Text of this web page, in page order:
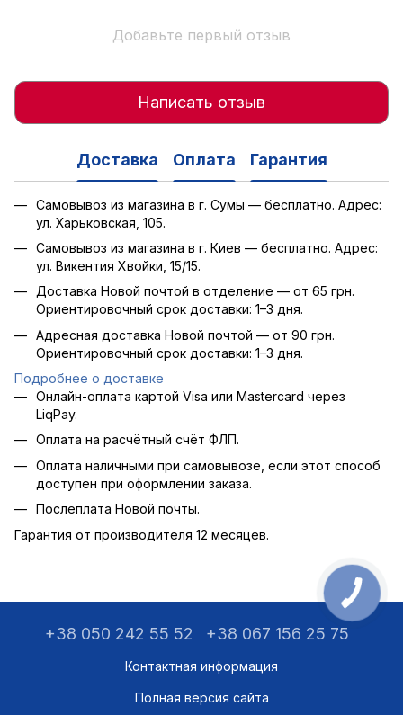
Добавьте первый отзыв
Написать отзыв
Доставка Оплата Гарантия
Самовывоз из магазина в г. Сумы — бесплатно. Адрес:
ул. Харьковская, 105.
Самовывоз из магазина в г. Киев — бесплатно. Адрес:
ул. Викентия Хвойки, 15/15.
Доставка Новой почтой в отделение — от 65 грн.
Ориентировочный срок доставки: 1–3 дня.
Адресная доставка Новой почтой — от 90 грн.
Ориентировочный срок доставки: 1–3 дня.
Подробнее о доставке
Онлайн-оплата картой Visa или Mastercard через
LiqPay.
Оплата на расчётный счёт ФЛП.
Оплата наличными при самовывозе, если этот способ
доступен при оформлении заказа.
Послеплата Новой почты.
Гарантия от производителя 12 месяцев.
+38 050 242 55 52 +38 067 156 25 75
Контактная информация
Полная версия сайта